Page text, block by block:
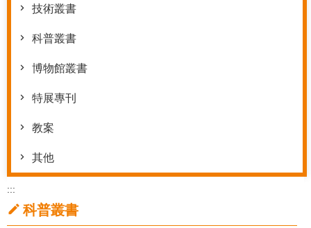
技術叢書
科普叢書
博物館叢書
特展專刊
教案
其他
:::
科普叢書